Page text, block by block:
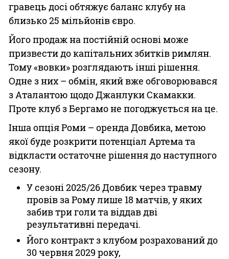
гравець досі обтяжує баланс клубу на
близько 25 мільйонів євро.
Його продаж на постійній основі може
призвести до капітальних збитків римлян.
Тому «вовки» розглядають інші рішення.
Одне з них – обмін, який вже обговорювався
з Аталантою щодо Джанлуки Скамакки.
Проте клуб з Бергамо не погоджується на це.
Інша опція Роми – оренда Довбика, метою
якої буде розкрити потенціал Артема та
відкласти остаточне рішення до наступного
сезону.
У сезоні 2025/26 Довбик через травму
провів за Рому лише 18 матчів, у яких
забив три голи та віддав дві
результативні передачі.
Його контракт з клубом розрахований до
30 червня 2029 року,